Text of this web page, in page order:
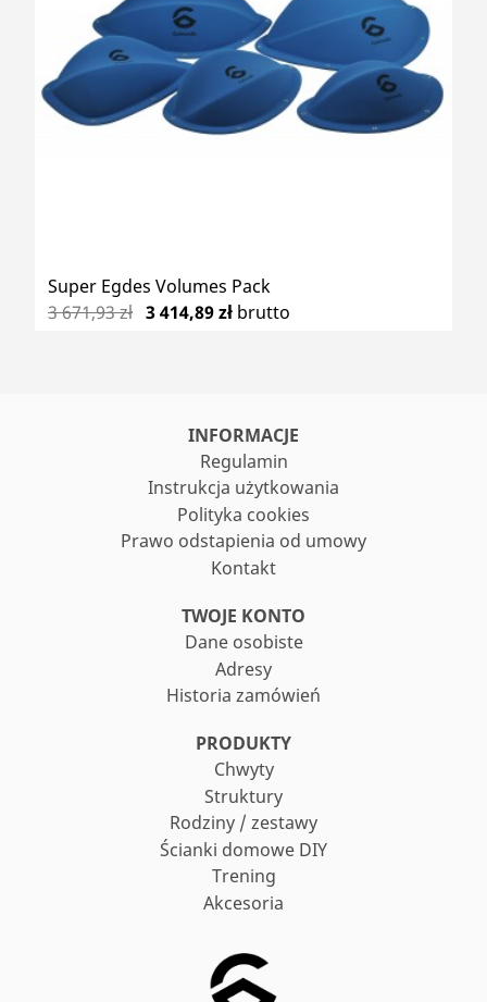
Super Egdes Volumes Pack
3 671,93 zł 3 414,89 zł brutto
INFORMACJE
Regulamin
Instrukcja użytkowania
Polityka cookies
Prawo odstapienia od umowy
Kontakt
TWOJE KONTO
Dane osobiste
Adresy
Historia zamówień
PRODUKTY
Chwyty
Struktury
Rodziny / zestawy
Ścianki domowe DIY
Trening
Akcesoria